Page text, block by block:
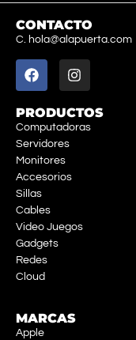
CONTACTO
C. hola@alapuerta.com
PRODUCTOS
Computadoras
Servidores
Monitores
Accesorios
Sillas
Cables
Video Juegos
Gadgets
Redes
Cloud
MARCAS
Apple